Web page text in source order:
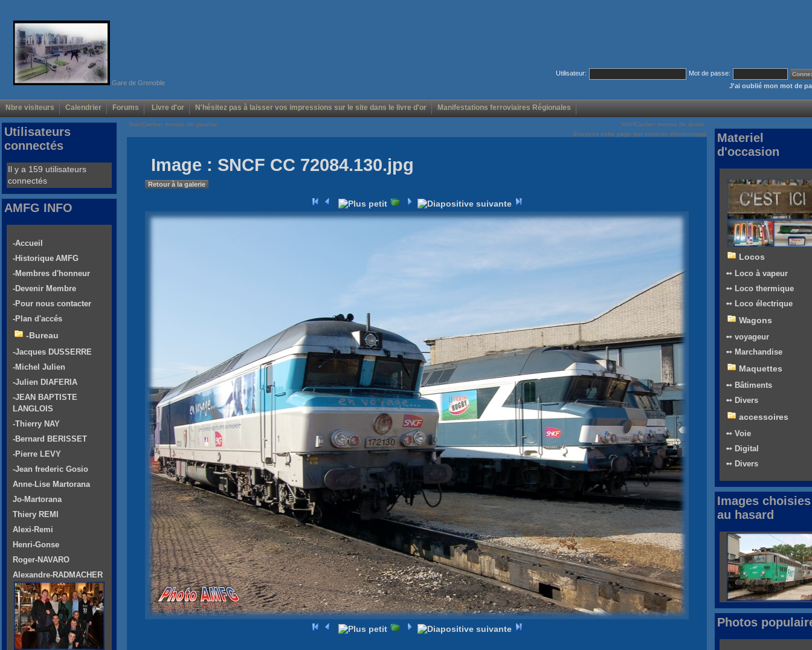
Gare de Grenoble
Utilisateur:
Mot de passe:
J'ai oublié mon mot de
Nbre visiteurs Calendrier Forums Livre d'or N'hésitez pas à laisser vos impressions sur le site dans le livre d'or Manifestations ferroviaires Régionales
Voir/Cacher menus de gauche
Voir/Cacher menus de droite
Envoyez cette page par courrier électronique
Image : SNCF CC 72084.130.jpg
Retour à la galerie
Utilisateurs
connectés
Il y a 159 utilisateurs
connectés
AMFG INFO
-Accueil
-Historique AMFG
-Membres d'honneur
-Devenir Membre
-Pour nous contacter
-Plan d'accés
-Bureau
-Jacques DUSSERRE
-Michel Julien
-Julien DIAFERIA
-JEAN BAPTISTE
LANGLOIS
-Thierry NAY
-Bernard BERISSET
-Pierre LEVY
-Jean frederic Gosio
Anne-Lise Martorana
Jo-Martorana
Thiery REMI
Alexi-Remi
Henri-Gonse
Roger-NAVARO
Alexandre-RADMACHER
Materiel
d'occasion
Locos
➻ Loco à vapeur
➻ Loco thermique
➻ Loco électrique
Wagons
➻ voyageur
➻ Marchandise
Maquettes
➻ Bâtiments
➻ Divers
accessoires
➻ Voie
➻ Digital
➻ Divers
Images choisies
au hasard
Photos